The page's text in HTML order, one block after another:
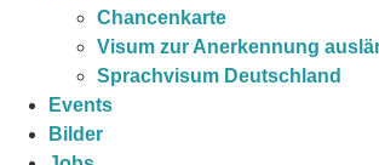
Chancenkarte
Visum zur Anerkennung
Sprachvisum Deutschland
Events
Bilder